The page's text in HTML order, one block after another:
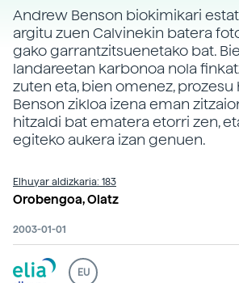
Andrew Benson biokimikari
argitu zuen Calvinekin batera
gako garrantzitsuenetako bat.
landareetan karbonoa nola
zuten eta, bien omenez, prozesu
Benson zikloa izena eman
hitzaldi bat ematera etorri zen,
egiteko aukera izan genuen.
Elhuyar aldizkaria: 183
Orobengoa, Olatz
2003-01-01
EU